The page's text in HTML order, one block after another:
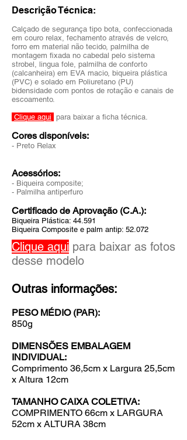
Descrição Técnica:
Calçado de segurança tipo bota, confeccionada
em couro relax, fechamento através de velcro,
forro em material não tecido, palmilha de
montagem fixada no cabedal pelo sistema
strobel, lingua fole, palmilha de conforto
(calcanheira) em EVA macio, biqueira plástica
(PVC) e solado em Poliuretano (PU)
bidensidade com pontos de rotação e canais de
escoamento.
Clique aqui para baixar a ficha técnica.
Cores disponíveis:
- Preto Relax
Acessórios:
- Biqueira composite;
- Palmilha antiperfuro
Certificado de Aprovação (C.A.):
Biqueira Plástica: 44.591
Biqueira Composite e palm antip: 52.072
Clique aqui para baixar as fotos
desse modelo
Outras informações:
PESO MÉDIO (PAR):
850g
DIMENSÕES EMBALAGEM
INDIVIDUAL:
Comprimento 36,5cm x Largura 25,5cm
x Altura 12cm
TAMANHO CAIXA COLETIVA:
COMPRIMENTO 66cm x LARGURA
52cm x ALTURA 38cm